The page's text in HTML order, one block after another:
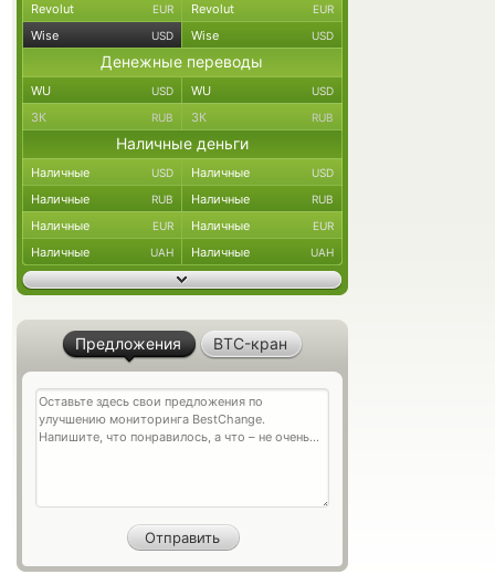
Revolut EUR Revolut EUR
Wise USD Wise USD
Денежные переводы
WU USD WU USD
ЗК RUB ЗК RUB
Наличные деньги
Наличные USD Наличные USD
Наличные RUB Наличные RUB
Наличные EUR Наличные EUR
Наличные UAH Наличные UAH
Предложения BTC-кран